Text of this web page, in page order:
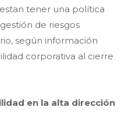
tener una política
de riesgos
según información
corporativa al cierre
en la alta dirección